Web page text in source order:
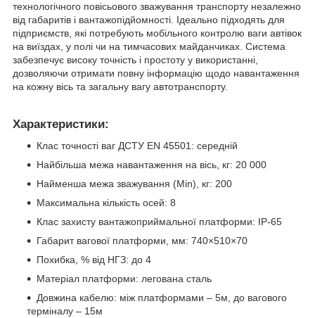
технологічного повісьового зважування транспорту незалежно
від габаритів і вантажопідйомності. Ідеально підходять для
підприємств, які потребують мобільного контролю ваги автівок
на виїздах, у полі чи на тимчасових майданчиках. Система
забезпечує високу точність і простоту у використанні,
дозволяючи отримати повну інформацію щодо навантаження
на кожну вісь та загальну вагу автотранспорту.
Характеристики:
Клас точності ваг ДСТУ EN 45501: середній
Найбільша межа навантаження на вісь, кг: 20 000
Найменша межа зважування (Min), кг: 200
Максимальна кількість осей: 8
Клас захисту вантажоприймальної платформи: ІР-65
Габарит вагової платформи, мм: 740×510×70
Похибка, % від НГЗ: до 4
Матеріал платформи: легована сталь
Довжина кабелю: між платформами – 5м, до вагового
терміналу – 15м